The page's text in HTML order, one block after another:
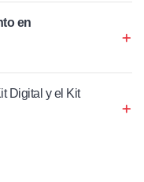
en
Digital y el Kit